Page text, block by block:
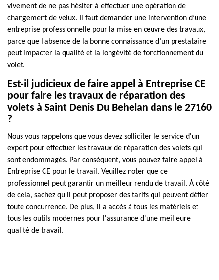
vivement de ne pas hésiter à effectuer une opération de
changement de velux. Il faut demander une intervention d’une
entreprise professionnelle pour la mise en œuvre des travaux,
parce que l’absence de la bonne connaissance d’un prestataire
peut impacter la qualité et la longévité de fonctionnement du
volet.
Est-il judicieux de faire appel à Entreprise CE
pour faire les travaux de réparation des
volets à Saint Denis Du Behelan dans le 27160
?
Nous vous rappelons que vous devez solliciter le service d'un
expert pour effectuer les travaux de réparation des volets qui
sont endommagés. Par conséquent, vous pouvez faire appel à
Entreprise CE pour le travail. Veuillez noter que ce
professionnel peut garantir un meilleur rendu de travail. À côté
de cela, sachez qu'il peut proposer des tarifs qui peuvent défier
toute concurrence. De plus, il a accès à tous les matériels et
tous les outils modernes pour l'assurance d'une meilleure
qualité de travail.